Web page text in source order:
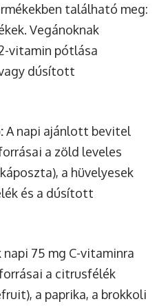
található meg:
Vegánoknak
vitamin pótlása
dúsított
A napi ajánlott bevitel
a zöld leveles
a hüvelyesek
és a dúsított
napi 75 mg C-vitaminra
a citrusfélék
a paprika, a brokkoli